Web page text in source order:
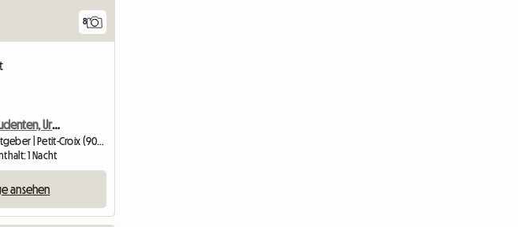
8
WG-Zimmer an Studenten, Urlauber oder Wanderer
Unterkunft beim Gastgeber | Petit-Croix (90130)
1 Nacht
ansehen